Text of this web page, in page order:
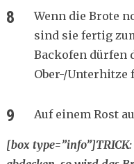
Wenn die Brote
sind sie fertig
Backofen dürfen
Ober-/Unterhitze
Auf einem Rost
[box